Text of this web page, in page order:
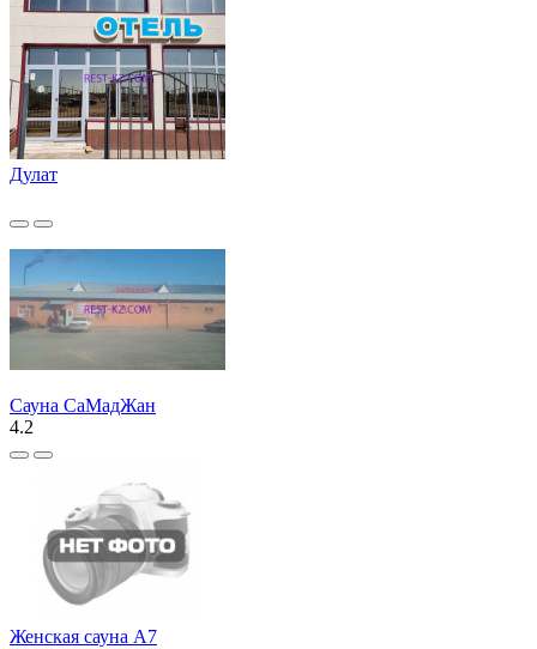
Дулат
Сауна СаМадЖан
4.2
Женская сауна А7